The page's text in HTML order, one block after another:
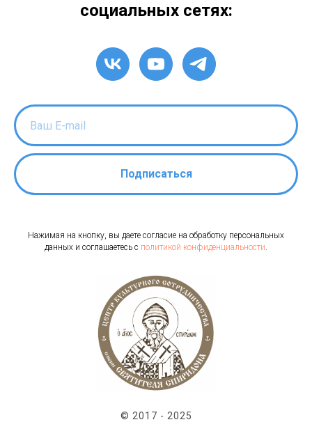
социальных сетях:
Подписаться
Нажимая на кнопку, вы даете согласие на обработку персональных
данных и соглашаетесь c политикой конфиденциальности
© 2017 - 2025